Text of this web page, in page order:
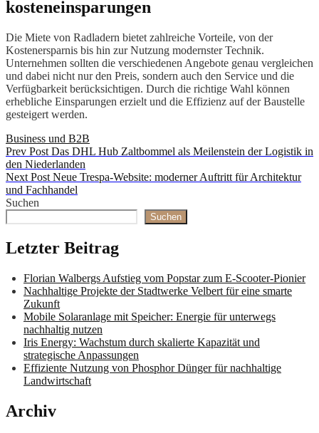
kosteneinsparungen
Die Miete von Radladern bietet zahlreiche Vorteile, von der
Kostenersparnis bis hin zur Nutzung modernster Technik.
Unternehmen sollten die verschiedenen Angebote genau vergleichen
und dabei nicht nur den Preis, sondern auch den Service und die
Verfügbarkeit berücksichtigen. Durch die richtige Wahl können
erhebliche Einsparungen erzielt und die Effizienz auf der Baustelle
gesteigert werden.
Categories
Business und B2B
Beitragsnavigation
Previous
Post
Prev Post Das DHL Hub Zaltbommel als Meilenstein der Logistik in
den Niederlanden
Next
Post
Next Post Neue Trespa-Website: moderner Auftritt für Architektur
und Fachhandel
Suchen
Suchen
Letzter Beitrag
Florian Walbergs Aufstieg vom Popstar zum E-Scooter-Pionier
Nachhaltige Projekte der Stadtwerke Velbert für eine smarte
Zukunft
Mobile Solaranlage mit Speicher: Energie für unterwegs
nachhaltig nutzen
Iris Energy: Wachstum durch skalierte Kapazität und
strategische Anpassungen
Effiziente Nutzung von Phosphor Dünger für nachhaltige
Landwirtschaft
Archiv